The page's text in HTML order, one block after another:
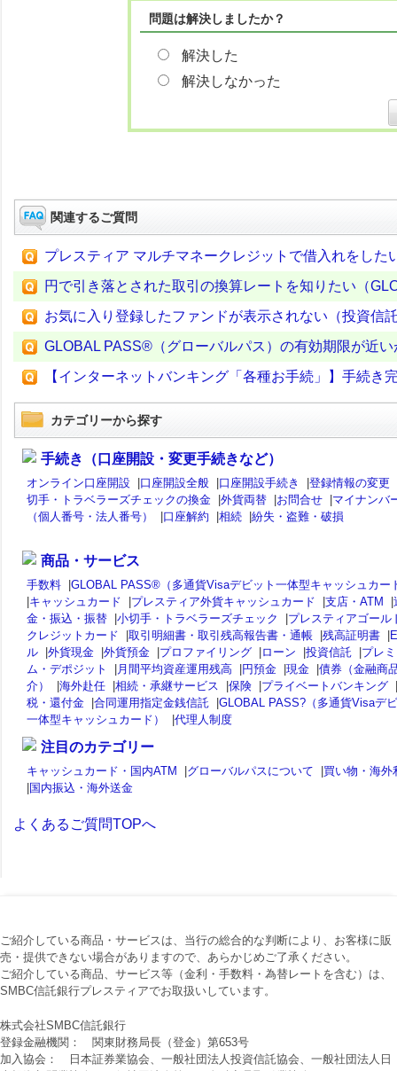
問題は解決しましたか？
解決した
解決しなかった
関連するご質問
プレスティア マルチマネークレジットで借入れをした
円で引き落とされた取引の換算レートを知りたい（
お気に入り登録したファンドが表示されない（投資信
GLOBAL PASS®（グローバルパス）の有効期限が近
【インターネットバンキング「各種お手続」】手続き
カテゴリーから探す
手続き（口座開設・変更手続きなど）
オンライン口座開設 |口座開設全般 |口座開設手続き |登録情報の変更
切手・トラベラーズチェックの換金 |外貨両替 |お問合せ |マイナンバ
（個人番号・法人番号）
|口座解約 |相続 |紛失・盗難・破損
商品・サービス
手数料 |GLOBAL PASS®（多通貨Visaデビット一体型キャッシュカー
|キャッシュカード |プレスティア外貨キャッシュカード |支店・ATM |
金・振込・振替 |小切手・トラベラーズチェック |プレスティアゴール
クレジットカード
|取引明細書・取引残高報告書・通帳 |残高証明書 |
ル |外貨現金 |外貨預金 |プロファイリング |ローン |投資信託 |プレ
ム・デポジット
| 月間平均資産運用残高 |円預金 |現金 |債券（金融商
介）
|海外赴任 |相続・承継サービス |保険 |プライベートバンキング |
税・還付金 |合同運用指定金銭信託 |GLOBAL PASS?（多通貨Visaデ
一体型キャッシュカード）
|代理人制度
注目のカテゴリー
キャッシュカード・国内ATM |グローバルパスについて |買い物・海外
|国内振込・海外送金
よくあるご質問TOPへ
ご紹介している商品・サービスは、当行の総合的な判断により、お客様に販
売・提供できない場合がありますので、あらかじめご了承ください。
ご紹介している商品、サービス等（金利・手数料・為替レートを含む）は、
SMBC信託銀行プレスティアでお取扱いしています。
株式会社SMBC信託銀行
登録金融機関： 関東財務局長（登金）第653号
加入協会： 日本証券業協会、一般社団法人投資信託協会、一般社団法人日